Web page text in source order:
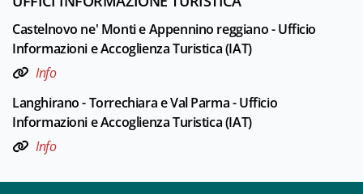
Castelnovo ne' Monti e Appennino reggiano - Ufficio
Informazioni e Accoglienza Turistica (IAT)
Info
Langhirano - Torrechiara e Val Parma - Ufficio
Informazioni e Accoglienza Turistica (IAT)
Info